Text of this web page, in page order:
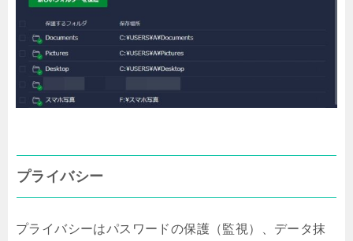
プライバシー
プライバシーはパスワードの保護（監視）、データ抹